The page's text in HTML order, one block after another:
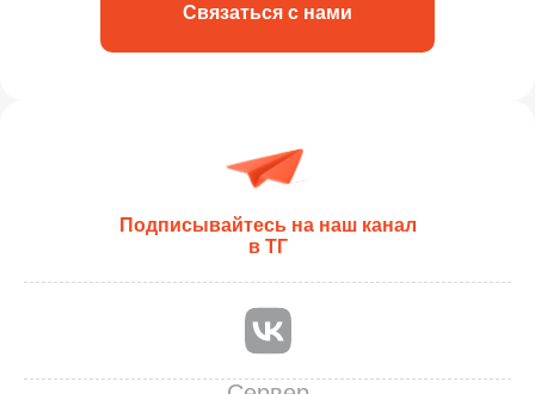
Связаться с нами
Подписывайтесь на наш канал
в ТГ